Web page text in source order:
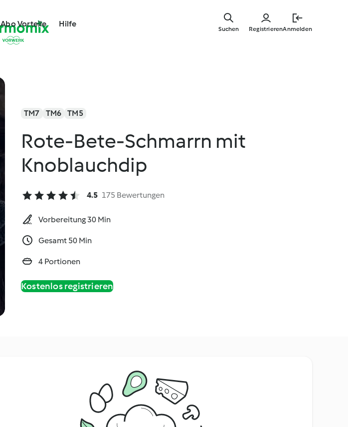
springen
Abo Vorteile Hilfe
RegistrierenAnmelden
Suchen
TM7 TM6 TM5
Rote-Bete-Schmarrn mit
Knoblauchdip
4.5 175 Bewertungen
Vorbereitung 30 Min
Gesamt 50 Min
4 Portionen
Kostenlos registrieren